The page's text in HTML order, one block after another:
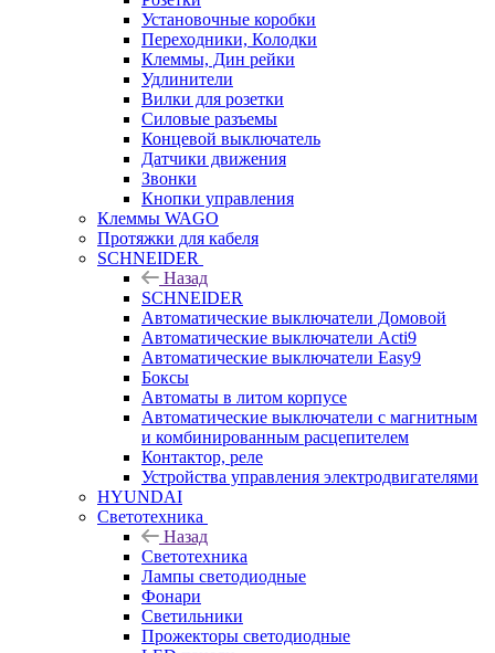
Установочные коробки
Переходники, Колодки
Клеммы, Дин рейки
Удлинители
Вилки для розетки
Силовые разъемы
Концевой выключатель
Датчики движения
Звонки
Кнопки управления
Клеммы WAGO
Протяжки для кабеля
SCHNEIDER
Назад
SCHNEIDER
Автоматические выключатели Домовой
Автоматические выключатели Acti9
Автоматические выключатели Easy9
Боксы
Автоматы в литом корпусе
Автоматические выключатели с магнитным
и комбинированным расцепителем
Контактор, реле
Устройства управления электродвигателями
HYUNDAI
Светотехника
Назад
Светотехника
Лампы светодиодные
Фонари
Светильники
Прожекторы светодиодные